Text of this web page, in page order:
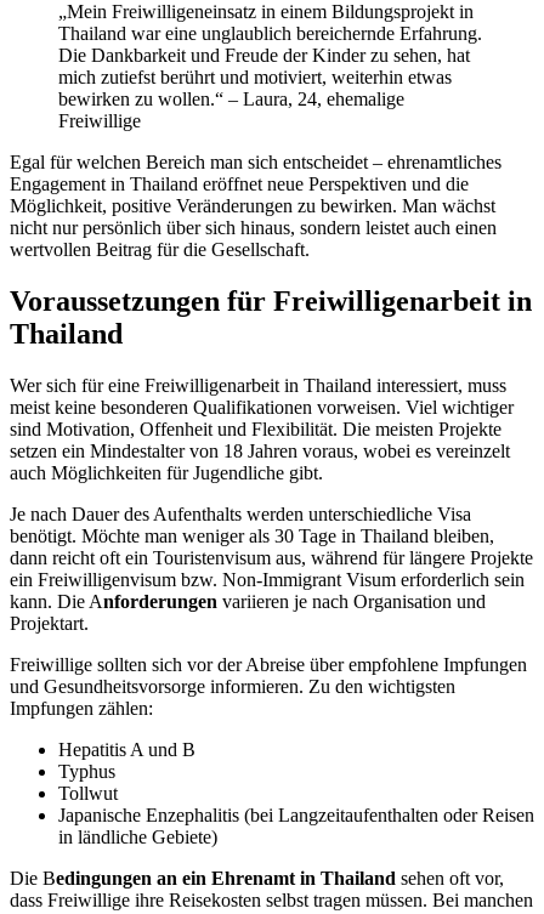
„Mein Freiwilligeneinsatz in einem Bildungsprojekt in
Thailand war eine unglaublich bereichernde Erfahrung.
Die Dankbarkeit und Freude der Kinder zu sehen, hat
mich zutiefst berührt und motiviert, weiterhin etwas
bewirken zu wollen.“ – Laura, 24, ehemalige
Freiwillige
Egal für welchen Bereich man sich entscheidet – ehrenamtliches
Engagement in Thailand eröffnet neue Perspektiven und die
Möglichkeit, positive Veränderungen zu bewirken. Man wächst
nicht nur persönlich über sich hinaus, sondern leistet auch einen
wertvollen Beitrag für die Gesellschaft.
Voraussetzungen für Freiwilligenarbeit in
Thailand
Wer sich für eine Freiwilligenarbeit in Thailand interessiert, muss
meist keine besonderen Qualifikationen vorweisen. Viel wichtiger
sind Motivation, Offenheit und Flexibilität. Die meisten Projekte
setzen ein Mindestalter von 18 Jahren voraus, wobei es vereinzelt
auch Möglichkeiten für Jugendliche gibt.
Je nach Dauer des Aufenthalts werden unterschiedliche Visa
benötigt. Möchte man weniger als 30 Tage in Thailand bleiben,
dann reicht oft ein Touristenvisum aus, während für längere Projekte
ein Freiwilligenvisum bzw. Non-Immigrant Visum erforderlich sein
kann. Die Anforderungen variieren je nach Organisation und
Projektart.
Freiwillige sollten sich vor der Abreise über empfohlene Impfungen
und Gesundheitsvorsorge informieren. Zu den wichtigsten
Impfungen zählen:
Hepatitis A und B
Typhus
Tollwut
Japanische Enzephalitis (bei Langzeitaufenthalten oder Reisen
in ländliche Gebiete)
Die Bedingungen an ein Ehrenamt in Thailand sehen oft vor,
dass Freiwillige ihre Reisekosten selbst tragen müssen. Bei manchen